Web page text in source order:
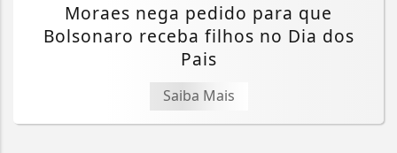
Moraes nega pedido para que
Bolsonaro receba filhos no Dia dos
Pais
Saiba Mais